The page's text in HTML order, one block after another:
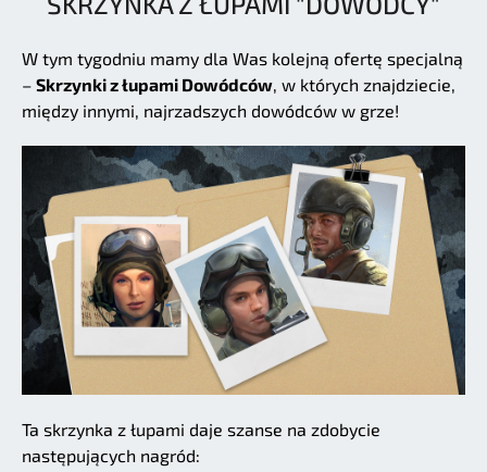
W tym tygodniu mamy dla Was kolejną ofertę specjalną
– Skrzynki z łupami Dowódców, w których znajdziecie,
między innymi, najrzadszych dowódców w grze!
Ta skrzynka z łupami daje szanse na zdobycie
następujących nagród: